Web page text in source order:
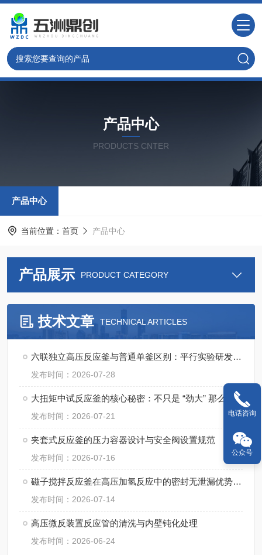
产品中心
PRODUCTS CNTER
产品中心
当前位置： 首页 产品中心
产品展示 PRODUCT CATEGORY
技术文章 TECHNICAL ARTICLES
六联独立高压反应釜与普通单釜区别：平行实验研发成本与周期对比
发布时间：2026-07-28
大扭矩中试反应釜的核心秘密：不只是 “劲大” 那么简单
发布时间：2026-07-21
夹套式反应釜的压力容器设计与安全阀设置规范
发布时间：2026-07-16
磁子搅拌反应釜在高压加氢反应中的密封无泄漏优势与应用
发布时间：2026-07-14
高压微反装置反应管的清洗与内壁钝化处理
发布时间：2026-06-24
电话咨询
公众号